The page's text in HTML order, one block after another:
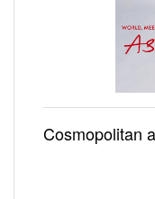
Cosmopolitan